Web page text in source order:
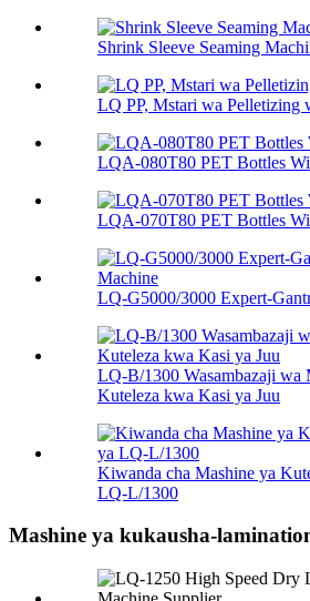
Shrink Sleeve Seaming
LQ PP, Mstari wa Pelletizing
LQA-080T80 PET Bottles
LQA-070T80 PET Bottles
LQ-G5000/3000 Expert-
LQ-B/1300 Wasambazaji wa
Kuteleza kwa Kasi ya Juu
Kiwanda cha Mashine ya
LQ-L/1300
Mashine ya kukausha-